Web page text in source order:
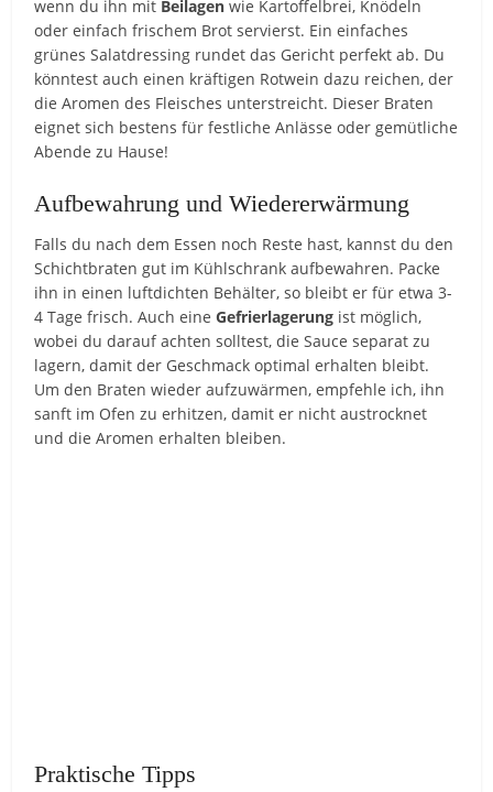
wenn du ihn mit Beilagen wie Kartoffelbrei, Knödeln
oder einfach frischem Brot servierst. Ein einfaches
grünes Salatdressing rundet das Gericht perfekt ab. Du
könntest auch einen kräftigen Rotwein dazu reichen, der
die Aromen des Fleisches unterstreicht. Dieser Braten
eignet sich bestens für festliche Anlässe oder gemütliche
Abende zu Hause!
Aufbewahrung und Wiedererwärmung
Falls du nach dem Essen noch Reste hast, kannst du den
Schichtbraten gut im Kühlschrank aufbewahren. Packe
ihn in einen luftdichten Behälter, so bleibt er für etwa 3-
4 Tage frisch. Auch eineGefrierlagerung ist möglich,
wobei du darauf achten solltest, die Sauce separat zu
lagern, damit der Geschmack optimal erhalten bleibt.
Um den Braten wieder aufzuwärmen, empfehle ich, ihn
sanft im Ofen zu erhitzen, damit er nicht austrocknet
und die Aromen erhalten bleiben.
Praktische Tipps